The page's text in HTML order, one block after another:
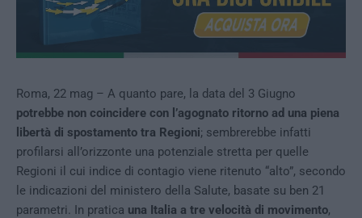
Roma, 22 mag – A quanto pare, la data del 3 Giugno
potrebbe non coincidere con l’agognato ritorno ad una piena
libertà di spostamento tra Regioni; sembrerebbe infatti
profilarsi all’orizzonte una potenziale stretta per quelle
Regioni il cui indice di contagio viene ritenuto “alto”, secondo
le indicazioni del ministero della Salute, basate su ben 21
parametri. In pratica una Italia a tre velocità di movimento,